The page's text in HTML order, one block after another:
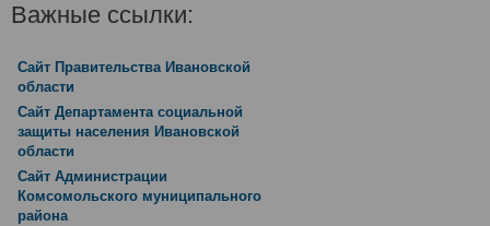
Важные ссылки:
Сайт Правительства Ивановской
области
Сайт Департамента социальной
защиты населения Ивановской
области
Сайт Администрации
Комсомольского муниципального
района